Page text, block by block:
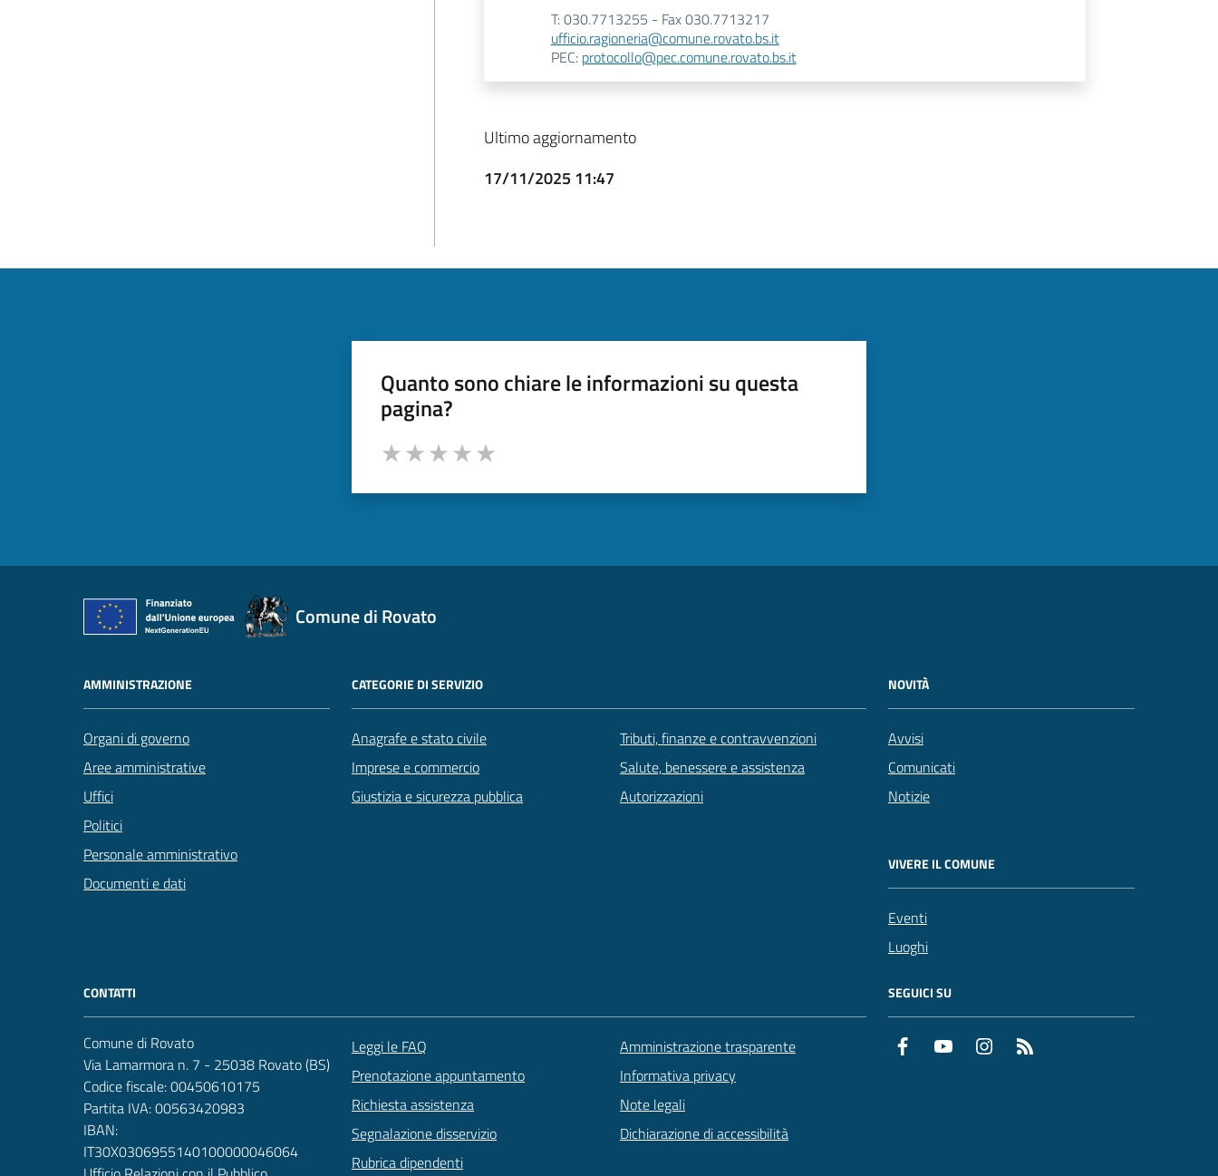
T: 030.7713255 - Fax 030.7713217
ufficio.ragioneria@comune.rovato.bs.it
PEC: protocollo@pec.comune.rovato.bs.it
Ultimo aggiornamento
17/11/2025 11:47
Quanto sono chiare le informazioni su questa
pagina?
Valuta da 1 a 5 stelle la pagina
Comune di Rovato
AMMINISTRAZIONE
Organi di governo
Aree amministrative
Uffici
Politici
Personale amministrativo
Documenti e dati
CATEGORIE DI SERVIZIO
Anagrafe e stato civile
Imprese e commercio
Giustizia e sicurezza pubblica
Tributi, finanze e contravvenzioni
Salute, benessere e assistenza
Autorizzazioni
NOVITÀ
Avvisi
Comunicati
Notizie
VIVERE IL COMUNE
Eventi
Luoghi
CONTATTI
Comune di Rovato
Via Lamarmora n. 7 - 25038 Rovato (BS)
Codice fiscale: 00450610175
Partita IVA: 00563420983
IBAN:
IT30X0306955140100000046064
Leggi le FAQ
Prenotazione appuntamento
Richiesta assistenza
Segnalazione disservizio
Rubrica dipendenti
Amministrazione trasparente
Informativa privacy
Note legali
Dichiarazione di accessibilità
SEGUICI SU
Facebook YouTube Instagram